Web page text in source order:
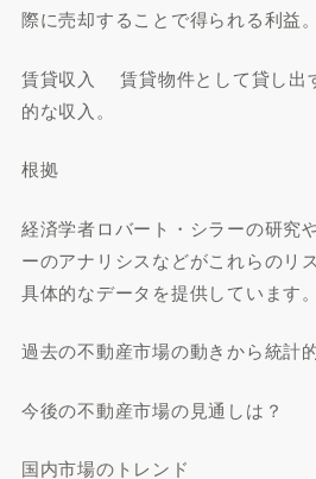
際に売却することで得られる利益。
賃貸収入 賃貸物件として貸し出
的な収入。
根拠
経済学者ロバート・シラーの研究
ーのアナリシスなどがこれらのリ
具体的なデータを提供しています。
過去の不動産市場の動きから統計
今後の不動産市場の見通しは？
国内市場のトレンド